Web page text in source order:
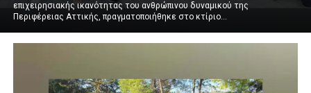
επιχειρησιακής ικανότητας του ανθρώπινου δυναμικού της
Περιφέρειας Αττικής, πραγματοποιήθηκε στο κτίριο...